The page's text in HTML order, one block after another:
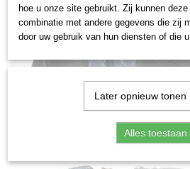
hoe u onze site gebruikt. Zij kunnen
combinatie met andere gegevens die zij
door uw gebruik van hun diensten of die
Later opnieuw tonen
Alles toestaan